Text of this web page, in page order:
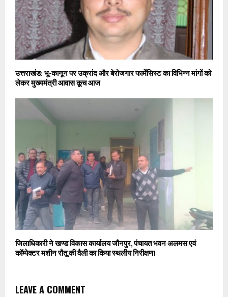
उत्तराखंड: भू-कानून पर उक्रांद और बेरोजगार फार्मेसिस्ट का विभिन्न मांगों को
लेकर मुख्यमंत्री आवास कूच आज
जिलाधिकारी ने खण्ड विकास कार्यालय जौनपुर, पंचायत भवन अलमस एवं
कॉम्पेक्टर मशीन रौतू की वैली का किया स्थलीय निरीक्षण।
LEAVE A COMMENT